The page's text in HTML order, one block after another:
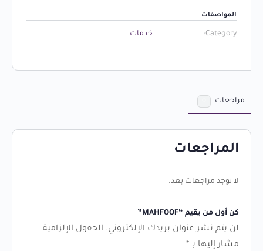
المواصفات
Category: خدمات
مراجعات
المراجعات
لا توجد مراجعات بعد.
كن أول من يقيم “MAHFOOF”
لن يتم نشر عنوان بريدك الإلكتروني. الحقول الإلزامية
مشار إليها بـ*